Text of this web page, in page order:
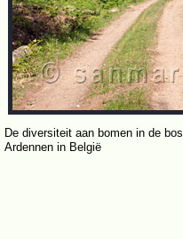
De diversiteit aan bomen in de
Ardennen in België